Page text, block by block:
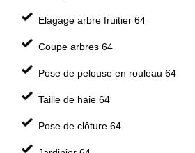
Elagage arbre fruitier 64
Coupe arbres 64
Pose de pelouse en rouleau 64
Taille de haie 64
Pose de clôture 64